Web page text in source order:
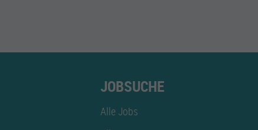
JOBSUCHE
Alle Jobs